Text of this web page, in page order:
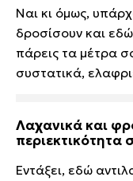
Ναι κι όμως,
δροσίσουν και
πάρεις τα μέτρα
συστατικά,
Λαχανικά και
περιεκτικότητα
Εντάξει, εδώ